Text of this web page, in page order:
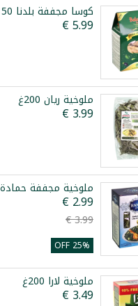
كوسا مجففة بلدنا 150غ
ملوخية ريان 200غ
25% OFF
ملوخية لارا 200غ